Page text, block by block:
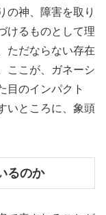
の神、障害を取り
けるものとして理
ただならない存在
ここが、ガネーシ
目のインパクト
いところに、象頭
るのか